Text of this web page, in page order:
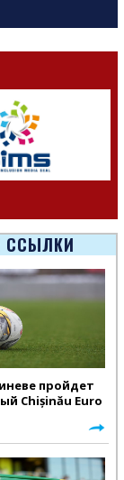
ССЫЛКИ
пройдет
Chișinău Euro